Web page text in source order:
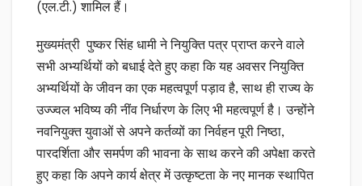
(एल.टी.) शामिल हैं।
मुख्यमंत्री पुष्कर सिंह धामी ने नियुक्ति पत्र प्राप्त करने वाले
सभी अभ्यर्थियों को बधाई देते हुए कहा कि यह अवसर नियुक्ति
अभ्यर्थियों के जीवन का एक महत्वपूर्ण पड़ाव है, साथ ही राज्य के
उज्ज्वल भविष्य की नींव निर्धारण के लिए भी महत्वपूर्ण है। उन्होंने
नवनियुक्त युवाओं से अपने कर्तव्यों का निर्वहन पूरी निष्ठा,
पारदर्शिता और समर्पण की भावना के साथ करने की अपेक्षा करते
हुए कहा कि अपने कार्य क्षेत्र में उत्कृष्टता के नए मानक स्थापित